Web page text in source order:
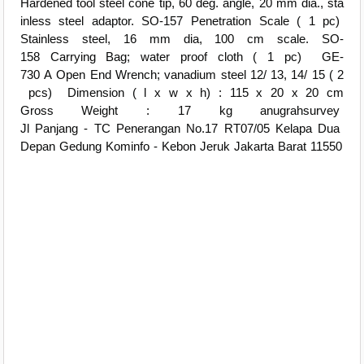
Hardened tool steel cone tip, 60 deg. angle, 20 mm dia., sta
inless steel adaptor. SO-157 Penetration Scale ( 1 pc)
Stainless steel, 16 mm dia, 100 cm scale. SO-
158 Carrying Bag; water proof cloth ( 1 pc) GE-
730 A Open End Wrench; vanadium steel 12/ 13, 14/ 15 ( 2
pcs) Dimension ( l x w x h) : 115 x 20 x 20 cm
Gross Weight : 17 kg anugrahsurvey
Jl Panjang - TC Penerangan No.17 RT07/05 Kelapa Dua
Depan Gedung Kominfo - Kebon Jeruk Jakarta Barat 11550